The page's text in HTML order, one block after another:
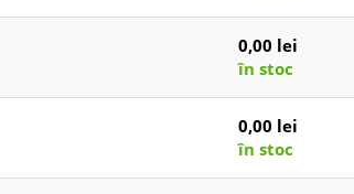
0,00 lei
în stoc
0,00 lei
în stoc